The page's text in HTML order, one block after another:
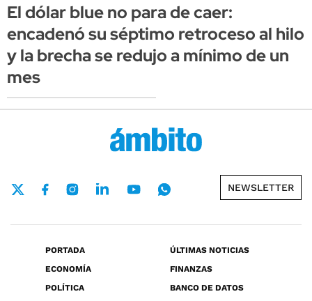
El dólar blue no para de caer:
encadenó su séptimo retroceso al hilo
y la brecha se redujo a mínimo de un
mes
NEWSLETTER
PORTADA
ÚLTIMAS NOTICIAS
ECONOMÍA
FINANZAS
POLÍTICA
BANCO DE DATOS